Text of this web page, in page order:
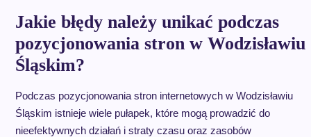
Jakie błędy należy unikać podczas
pozycjonowania stron w Wodzisławiu
Śląskim?
Podczas pozycjonowania stron internetowych w Wodzisławiu
Śląskim istnieje wiele pułapek, które mogą prowadzić do
nieefektywnych działań i straty czasu oraz zasobów